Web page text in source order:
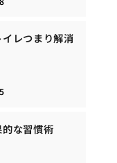
レつまり解消
な習慣術